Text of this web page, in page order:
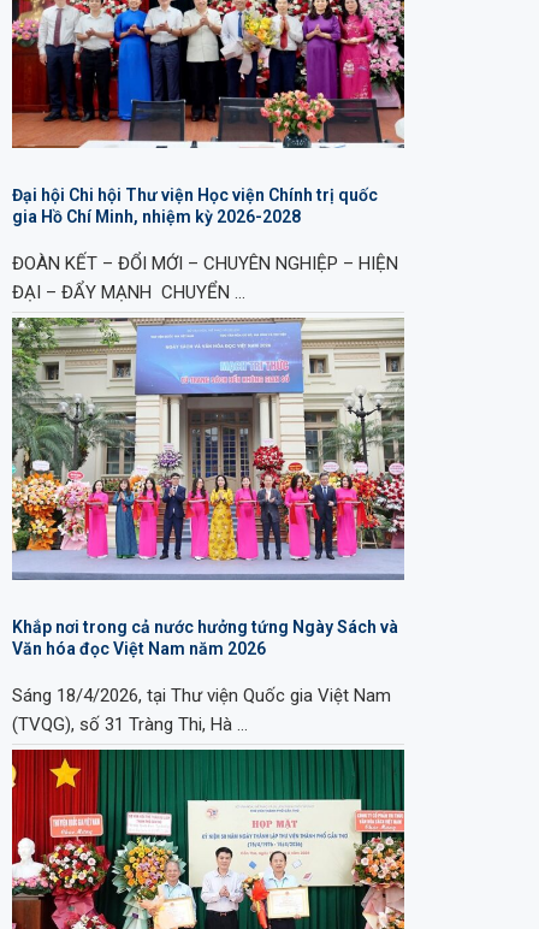
Đại hội Chi hội Thư viện Học viện Chính trị quốc
gia Hồ Chí Minh, nhiệm kỳ 2026-2028
ĐOÀN KẾT – ĐỔI MỚI – CHUYÊN NGHIỆP – HIỆN
ĐẠI – ĐẨY MẠNH CHUYỂN …
Khắp nơi trong cả nước hưởng tứng Ngày Sách và
Văn hóa đọc Việt Nam năm 2026
Sáng 18/4/2026, tại Thư viện Quốc gia Việt Nam
(TVQG), số 31 Tràng Thi, Hà …